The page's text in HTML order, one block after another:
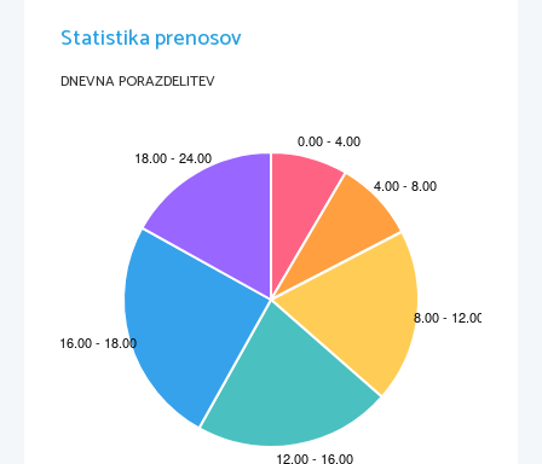
Statistika prenosov
DNEVNA PORAZDELITEV